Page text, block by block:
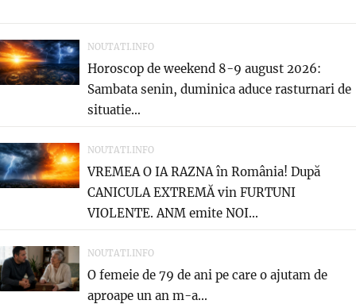
NOUTATI.INFO
Horoscop de weekend 8-9 august 2026:
Sambata senin, duminica aduce rasturnari de
situatie…
NOUTATI.INFO
VREMEA O IA RAZNA în România! După
CANICULA EXTREMĂ vin FURTUNI
VIOLENTE. ANM emite NOI...
NOUTATI.INFO
O femeie de 79 de ani pe care o ajutam de
aproape un an m-a...